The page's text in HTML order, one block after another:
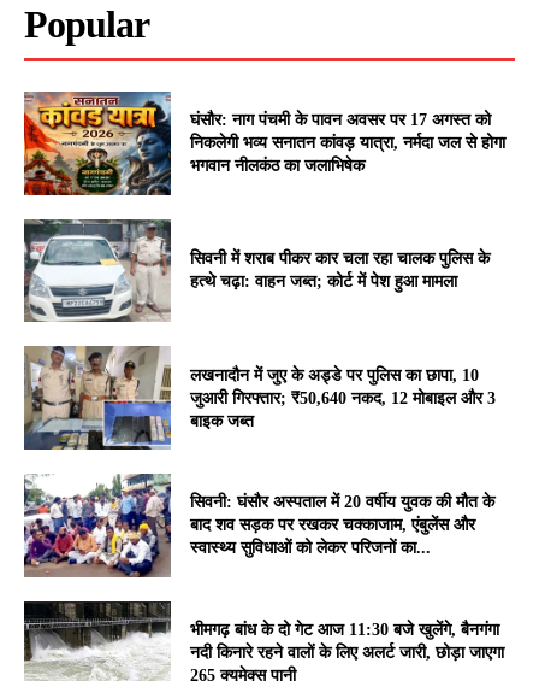
Popular
घंसौर: नाग पंचमी के पावन अवसर पर 17 अगस्त को
निकलेगी भव्य सनातन कांवड़ यात्रा, नर्मदा जल से होगा
भगवान नीलकंठ का जलाभिषेक
सिवनी में शराब पीकर कार चला रहा चालक पुलिस के
हत्थे चढ़ा: वाहन जब्त; कोर्ट में पेश हुआ मामला
लखनादौन में जुए के अड्डे पर पुलिस का छापा, 10
जुआरी गिरफ्तार; ₹50,640 नकद, 12 मोबाइल और 3
बाइक जब्त
सिवनी: घंसौर अस्पताल में 20 वर्षीय युवक की मौत के
बाद शव सड़क पर रखकर चक्काजाम, एंबुलेंस और
स्वास्थ्य सुविधाओं को लेकर परिजनों का...
भीमगढ़ बांध के दो गेट आज 11:30 बजे खुलेंगे, बैनगंगा
नदी किनारे रहने वालों के लिए अलर्ट जारी, छोड़ा जाएगा
265 क्यूमेक्स पानी